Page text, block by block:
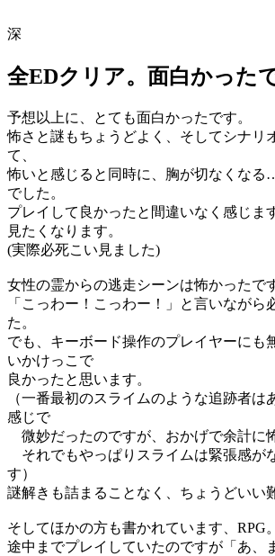
深
全EDクリア。面白かった
予想以上に、とても面白かったです。
怖さと謎もちょうどよく、そしてシナリ
て、
怖いと感じると同時に、胸が切なくな
でした。
プレイして良かったと間違いなく感じま
見たくなります。
(実際必死こい見ました)
女性の霊からの逃走シーンは怖かったで
「こっわー！こっわー！」と言いながら
た。
でも、キーボード操作のプレイヤーにも
いかけっこで
良かったと思います。
（一番最初のスライムのような追跡者は
感じで
微妙だったのですが、おかげで余計に
それでもやっぱりスライムは緊張感が
す）
謎解きも詰まることなく、ちょうどいい
そしてほかの方も書かれています、RPG。
途中までプレイしていたのですが「あ、